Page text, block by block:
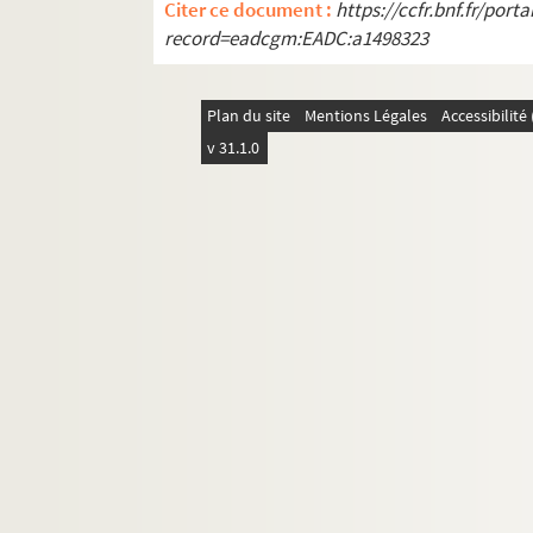
Ms. 3272 (B). RHANTY. « A Mademoiselle
Ms. 3273 (B). CAPRARA, Giovanni Battista
Ms. 3274 (B). Régiment Royal Roussillon. «
Ms. 3275 (B). FAURE, Gabriel (1845-1924).
Ms. 3276 (B). RAMEL, Jean-Pierre (1768-
Citer ce document : https://ccfr.bnf.fr/
record=eadcgm:EADC:a1498323
Plan du site Mentions Légales
v 31.1.0